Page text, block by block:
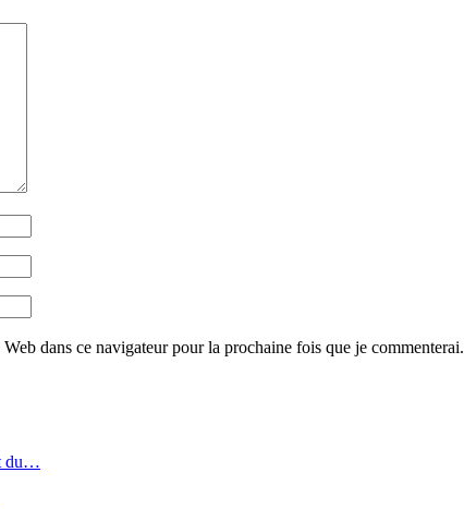
dans ce navigateur pour la prochaine fois que je commenterai.
du…